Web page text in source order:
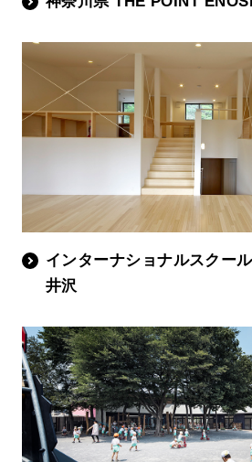
インターナショナルスクー
井沢